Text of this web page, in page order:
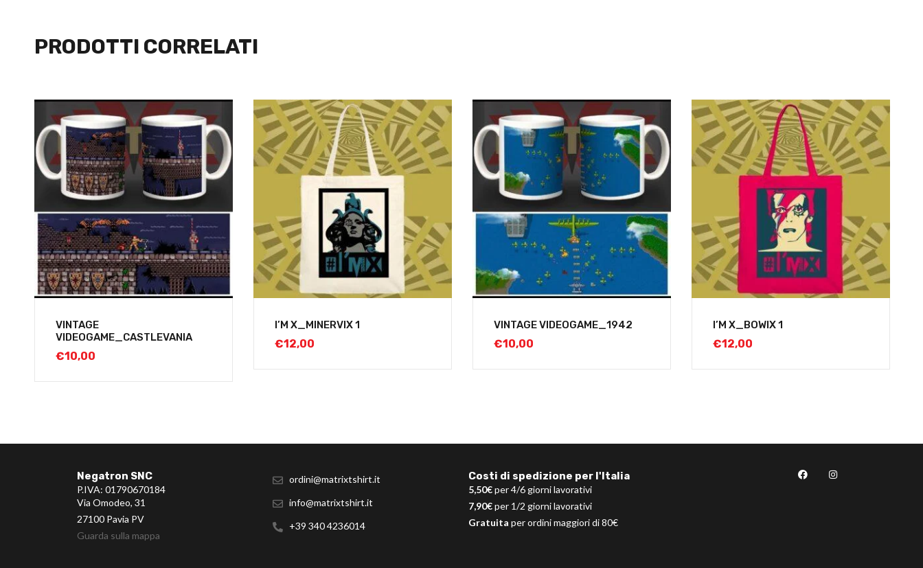
PRODOTTI CORRELATI
VINTAGE
VIDEOGAME_CASTLEVANIA
€10,00
I’M X_MINERVIX 1
€12,00
VINTAGE VIDEOGAME_1942
€10,00
I’M X_BOWIX 1
€12,00
Negatron SNC
P.IVA: 01790670184
Via Omodeo, 31
27100 Pavia PV
Guarda sulla mappa
ordini@matrixtshirt.it
info@matrixtshirt.it
+39 340 4236014
Costi di spedizione per l'Italia
5,50€per 4/6 giorni lavorativi
7,90€per 1/2 giorni lavorativi
Gratuita per ordini maggiori di 80€